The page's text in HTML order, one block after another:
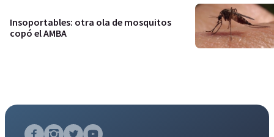
Insoportables: otra ola de mosquitos
copó el AMBA